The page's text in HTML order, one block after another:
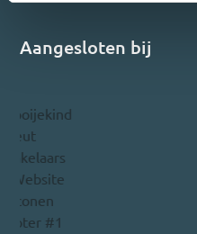
Aangesloten bij